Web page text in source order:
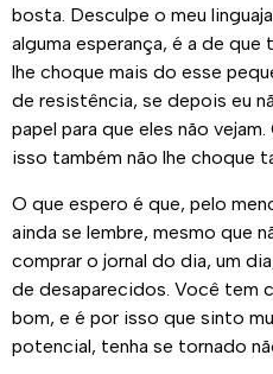
bosta. Desculpe o meu
alguma esperança, é a de
lhe choque mais do esse
de resistência, se depois eu
papel para que eles não
isso também não lhe choque
O que espero é que, pelo
ainda se lembre, mesmo que
comprar o jornal do dia, um
de desaparecidos. Você tem
bom, e é por isso que sinto
potencial, tenha se tornado